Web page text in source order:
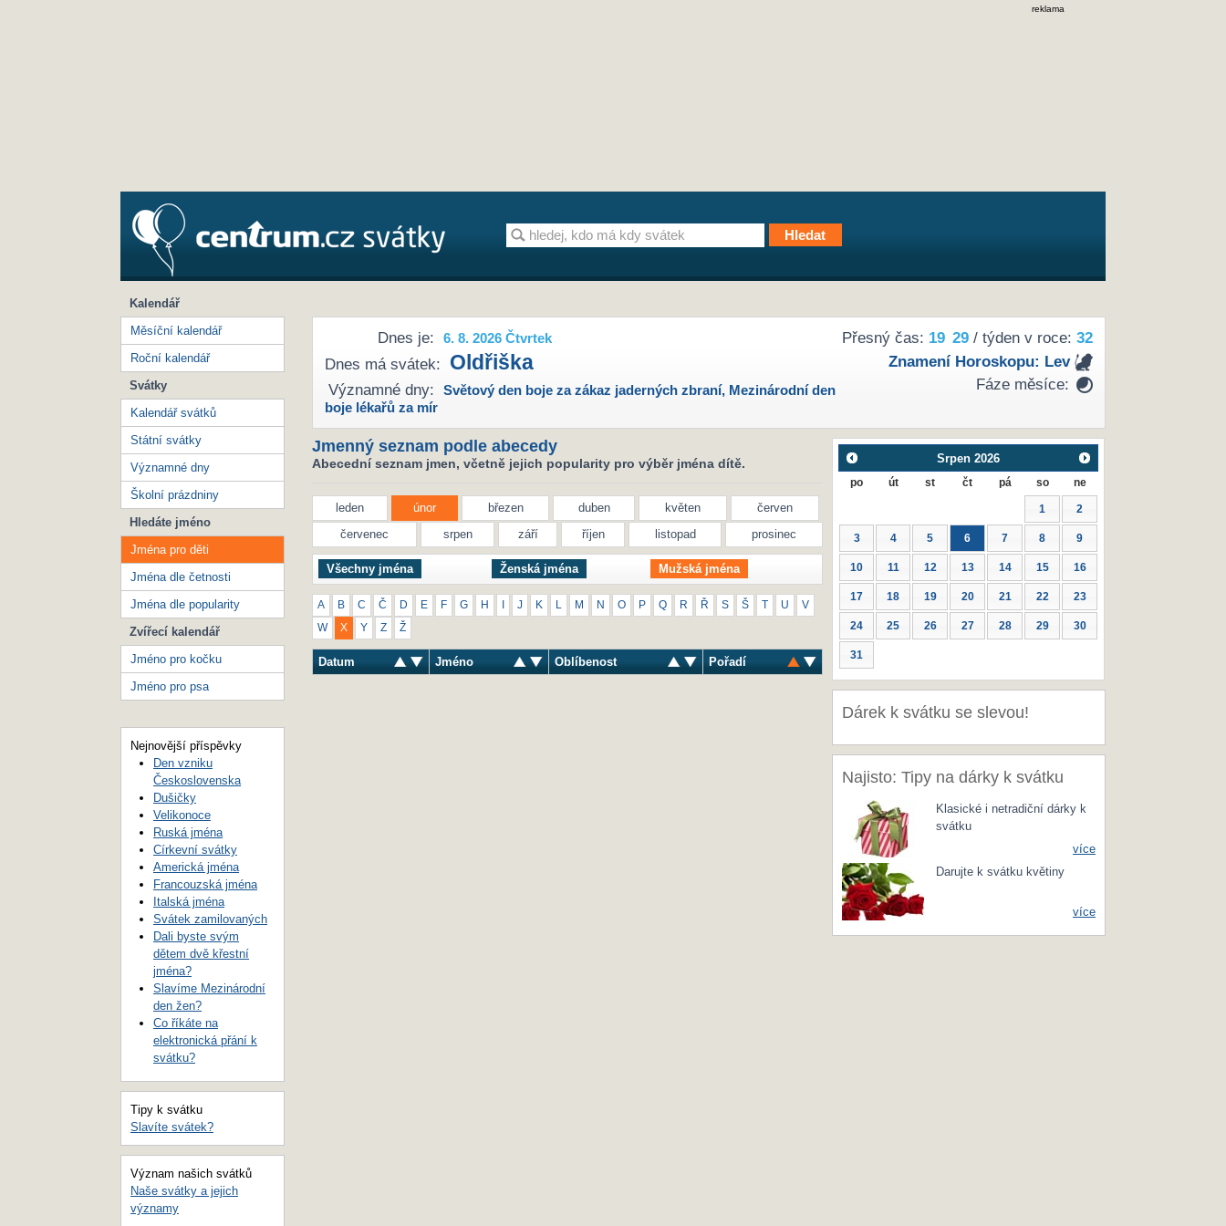
reklama
Přesný čas: 19 29/ týden v roce: 32
Znamení Horoskopu: Lev
Fáze měsíce:
Dnes je: 6. 8. 2026 Čtvrtek
Dnes má svátek: Oldřiška
Významné dny: Světový den boje za zákaz jaderných zbraní, Mezinárodní den
boje lékařů za mír
Jmenný seznam podle abecedy
Abecední seznam jmen, včetně jejich popularity pro výběr jména dítě.
leden únor březen duben květen
červen
červenec
srpen září říjen listopad prosinec
Všechny jména Ženská jména Mužská jména
A B C Č D E F G H J K M N O P Q R Ř S Š T U V
W X Y Z Ž
Datum Jméno Oblíbenost Pořadí
Srpen 2026
po út st čt pá so ne
1 2
3 4 5 6 7 8 9
10 11 12 13 14 15 16
17 18 19 20 21 22 23
24 25 26 27 28 29 30
31
Dárek k svátku se slevou!
Najisto: Tipy na dárky k svátku
Klasické i netradiční dárky k
svátku
více
Darujte k svátku květiny
více
Kalendář
Měsíční kalendář
Roční kalendář
Svátky
Kalendář svátků
Státní svátky
Významné dny
Školní prázdniny
Hledáte jméno
Jména pro děti
Jména dle četnosti
Jména dle popularity
Zvířecí kalendář
Jméno pro kočku
Jméno pro psa
Nejnovější příspěvky
Den vzniku
Československa
Dušičky
Velikonoce
Ruská jména
Církevní svátky
Americká jména
Francouzská jména
Italská jména
Svátek zamilovaných
Dali byste svým
dětem dvě křestní
jména?
Slavíme Mezinárodní
den žen?
Co říkáte na
elektronická přání k
svátku?
Tipy k svátku
Slavíte svátek?
Význam našich svátků
Naše svátky a jejich
významy